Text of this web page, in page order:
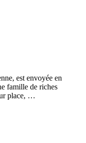
est envoyée en
famille de riches
place, …